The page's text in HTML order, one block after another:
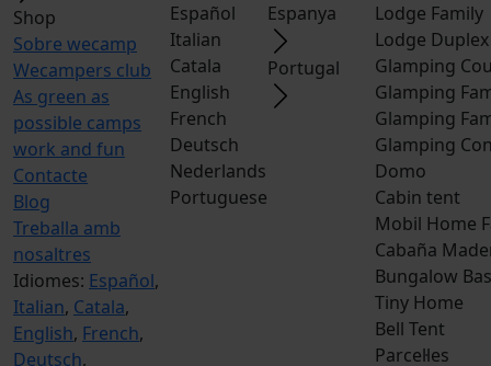
Shop
Sobre wecamp
Wecampers club
As green as
possible camps
work and fun
Contacte
Blog
Treballa amb
nosaltres
Idiomes: Español,
Italian, Catala,
English, French,
Deutsch,
Español
Italian
Catala
English
French
Deutsch
Nederlands
Portuguese
Espanya
Portugal
Lodge Family
Lodge Duplex
Glamping
Glamping
Glamping
Glamping
Domo
Cabin tent
Mobil Home
Cabaña
Bungalow
Tiny Home
Bell Tent
Parcel·les